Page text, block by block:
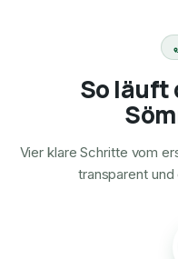
So läuft
Vier klare Schritte vom
transparent